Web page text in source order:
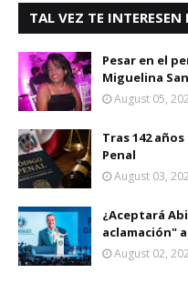
TAL VEZ TE INTERESEN
Pesar en el
Miguelina
August 05,
Tras 142
Penal
August 03,
¿Aceptará
aclamación"
August 02,